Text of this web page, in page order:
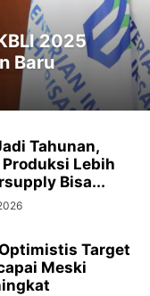
2025
Baru
Tahunan,
Lebih
Bisa...
Target
Meski